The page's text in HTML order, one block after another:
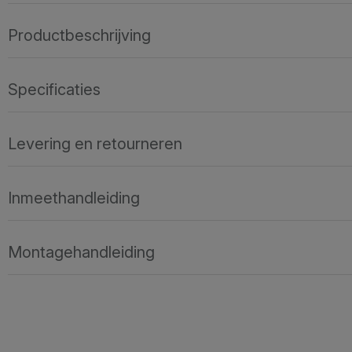
Productbeschrijving
Specificaties
Levering en retourneren
Inmeethandleiding
Montagehandleiding